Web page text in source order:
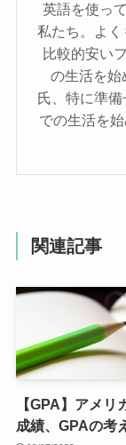
英語を使っ
私たち。よ
比較的安い
の生活を始
氏、特に準
での生活を
関連記事
【GPA】アメリ
成績、GPAの考